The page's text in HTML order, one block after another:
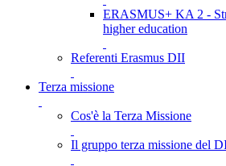
ERASMUS+ KA 2 -
higher education
Referenti Erasmus DII
Terza missione
Cos'è la Terza Missione
Il gruppo terza missione del